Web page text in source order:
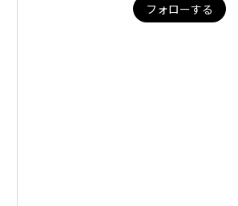
フォローする